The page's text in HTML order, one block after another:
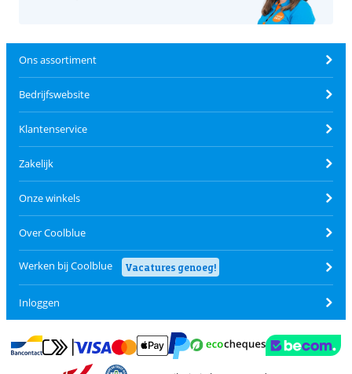
Ons assortiment
Bedrijfswebsite
Klantenservice
Zakelijk
Onze winkels
Over Coolblue
Werken bij Coolblue Vacatures genoeg!
Inloggen
Betalen met Bancontact
Betalen met MasterCard en Visa via ClickToPay
Betalen met PayPal